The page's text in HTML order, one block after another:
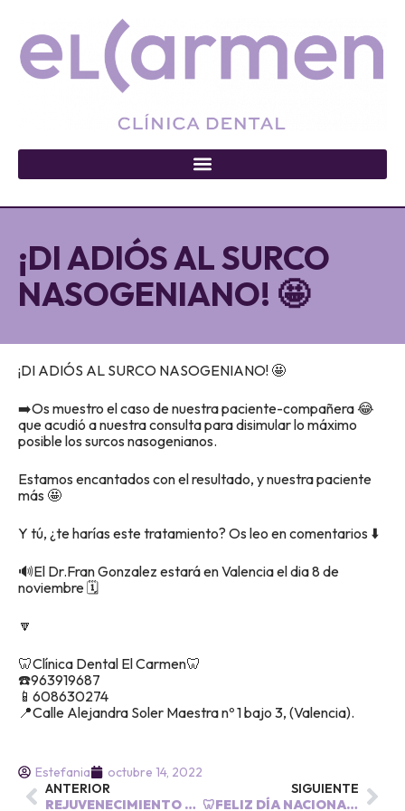
¡DI ADIÓS AL SURCO
NASOGENIANO! 🤩
¡DI ADIÓS AL SURCO NASOGENIANO! 🤩
➡️Os muestro el caso de nuestra paciente-compañera 😂
que acudió a nuestra consulta para disimular lo máximo
posible los surcos nasogenianos.
Estamos encantados con el resultado, y nuestra paciente
más 🤩
Y tú, ¿te harías este tratamiento? Os leo en comentarios ⬇️
🔊El Dr.Fran Gonzalez estará en Valencia el dia 8 de
noviembre 🗓
🔽
🦷Clínica Dental El Carmen🦷
☎️963919687
📱608630274
📍Calle Alejandra Soler Maestra nº 1 bajo 3, (Valencia).
Estefania
octubre 14, 2022
ANTERIOR
REJUVENECIMIENTO TERCIO INFERIOR 😍
SIGUIENTE
🦷FELIZ DÍA NACIONAL DEL HIGIENISTA DENTAL 🦷